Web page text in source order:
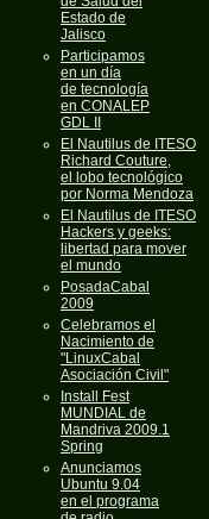
Estado de
Jalisco
Participamos
en un día
de tecnología
en CONALEP
GDL II
El Nautilus de ITESO
Richard Couture,
el lobo tecnológico
por Norma Mendoza
El Nautilus de ITESO
Hackers y geeks:
libertad para mover
el mundo
PosadaCabal
2009
Celebramos el
Nacimiento de
"LinuxCabal
Asociación Civil"
Install Fest
MUNDIAL de
Mandriva 2009.1
Spring
Anunciamos
Ubuntu 9.04
en el programa